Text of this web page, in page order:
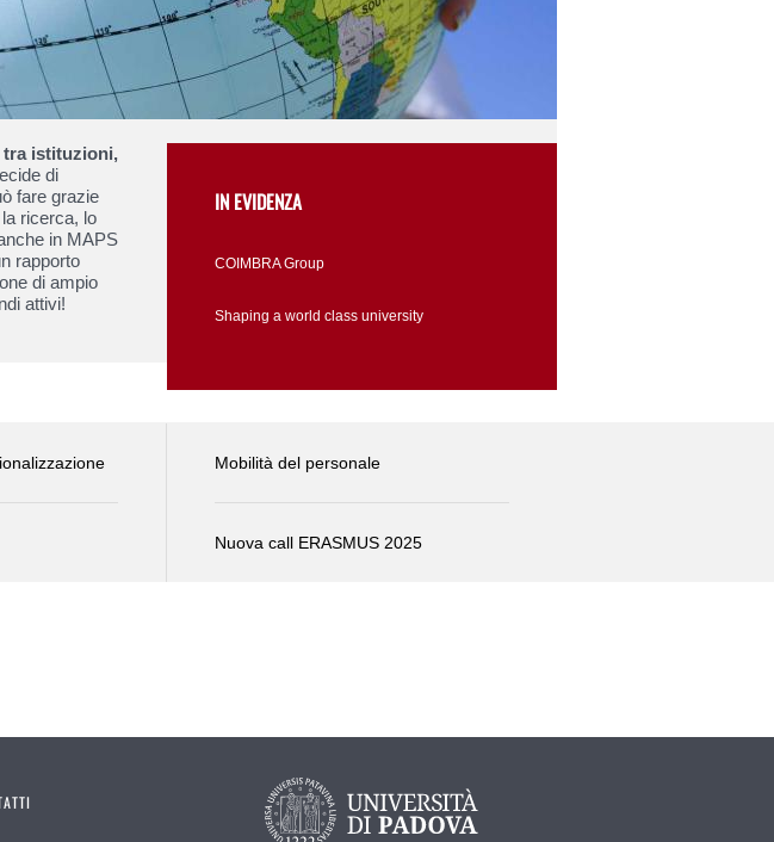
tra istituzioni,
di
fare grazie
ricerca, lo
in MAPS
rapporto
di ampio
attivi!
IN EVIDENZA
COIMBRA Group
Shaping a world class university
Mobilità del personale
Nuova call ERASMUS 2025